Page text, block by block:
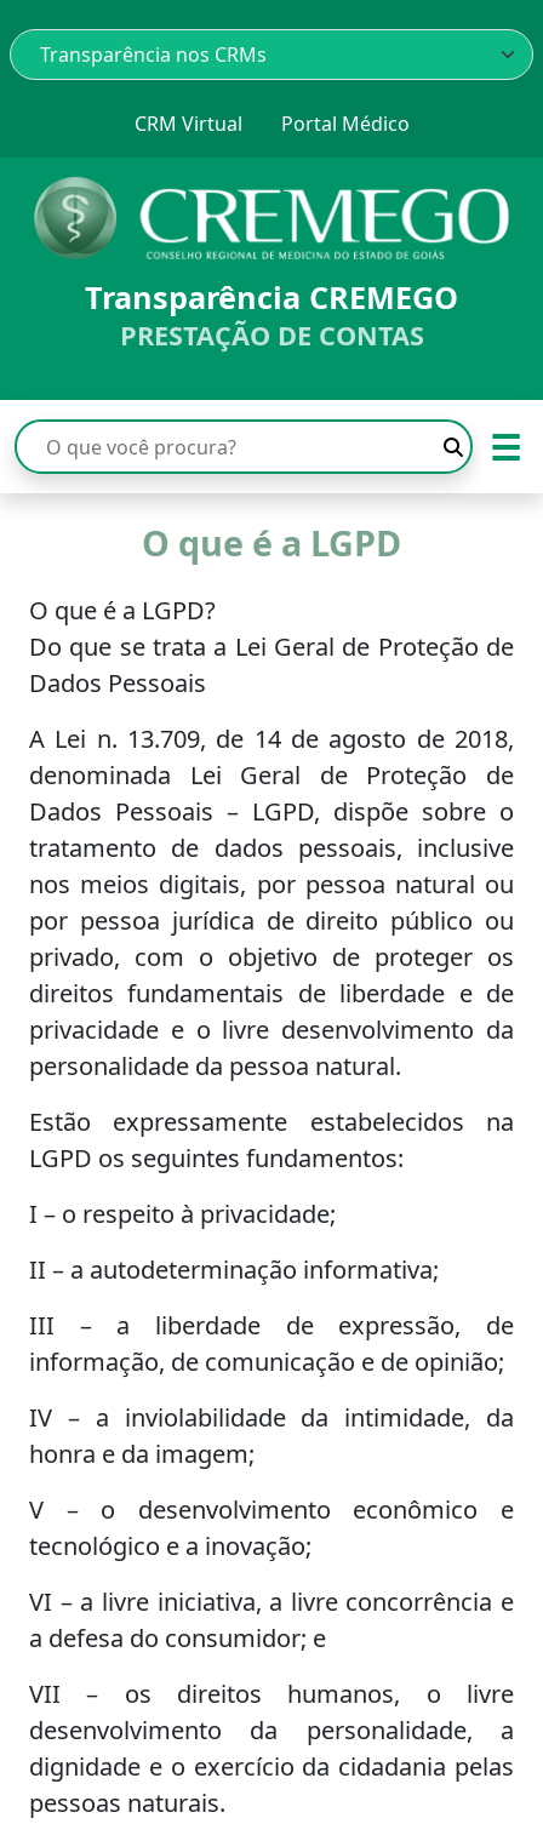
CRM Virtual Portal Médico
Transparência CREMEGO
PRESTAÇÃO DE CONTAS
☰
O que é a LGPD
O que é a LGPD?
Do que se trata a Lei Geral de Proteção de
Dados Pessoais
A Lei n. 13.709, de 14 de agosto de 2018,
denominada Lei Geral de Proteção de
Dados Pessoais – LGPD, dispõe sobre o
tratamento de dados pessoais, inclusive
nos meios digitais, por pessoa natural ou
por pessoa jurídica de direito público ou
privado, com o objetivo de proteger os
direitos fundamentais de liberdade e de
privacidade e o livre desenvolvimento da
personalidade da pessoa natural.
Estão expressamente estabelecidos na
LGPD os seguintes fundamentos:
I – o respeito à privacidade;
II – a autodeterminação informativa;
III – a liberdade de expressão, de
informação, de comunicação e de opinião;
IV – a inviolabilidade da intimidade, da
honra e da imagem;
V – o desenvolvimento econômico e
tecnológico e a inovação;
VI – a livre iniciativa, a livre concorrência e
a defesa do consumidor; e
VII – os direitos humanos, o livre
desenvolvimento da personalidade, a
dignidade e o exercício da cidadania pelas
pessoas naturais.